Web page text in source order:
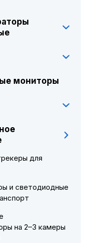
мониторы
для
и светодиодные
на 2–3 камеры